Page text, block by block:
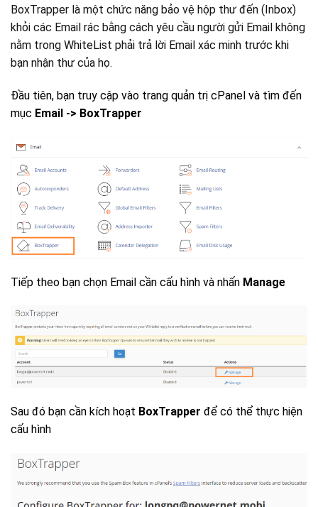
BoxTrapper là một chức năng bảo vệ hộp thư đến (Inbox)
khỏi các Email rác bằng cách yêu cầu người gửi Email không
nằm trong WhiteList phải trả lời Email xác minh trước khi
bạn nhận thư của họ.
Đầu tiên, bạn truy cập vào trang quản trị cPanel và tìm đến
mục Email -> BoxTrapper
Tiếp theo bạn chọn Email cần cấu hình và nhấn Manage
Sau đó bạn cần kích hoạt BoxTrapper để có thể thực hiện
cấu hình